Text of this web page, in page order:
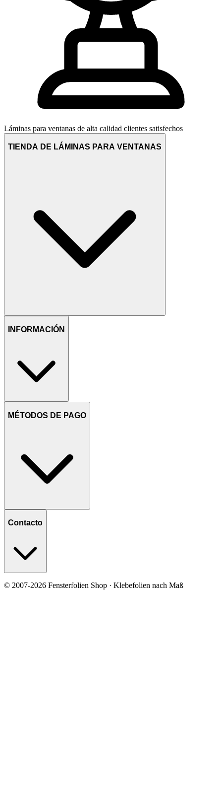
Láminas para ventanas de alta calidad clientes satisfechos
TIENDA DE LÁMINAS PARA VENTANAS
INFORMACIÓN
MÉTODOS DE PAGO
Contacto
© 2007-2026 Fensterfolien Shop · Klebefolien nach Maß